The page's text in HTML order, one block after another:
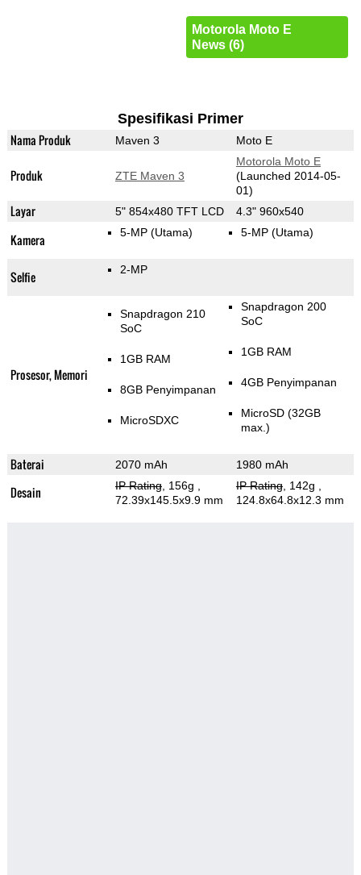
Motorola Moto E
News (6)
Spesifikasi Primer
Nama Produk Maven 3 Moto E
Produk ZTE Maven 3
Motorola Moto E
(Launched 2014-05-
01)
Layar 5" 854x480 TFT LCD 4.3" 960x540
Kamera 5-MP (Utama) 5-MP (Utama)
Selfie 2-MP
Prosesor, Memori
Snapdragon 210
SoC
1GB RAM
8GB Penyimpanan
MicroSDXC
Snapdragon 200
SoC
1GB RAM
4GB Penyimpanan
MicroSD (32GB
max.)
Baterai 2070 mAh 1980 mAh
Desain IP Rating, 156g
72.39x145.5x9.9 mm
IP Rating, 142g
124.8x64.8x12.3 mm